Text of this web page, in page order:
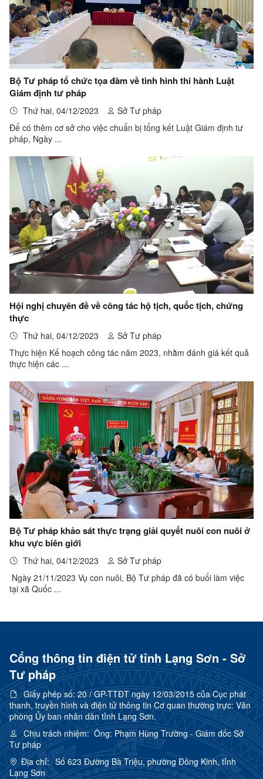
Bộ Tư pháp tổ chức tọa đàm về tình hình thi hành Luật
Giám định tư pháp
Thứ hai, 04/12/2023
Sở Tư pháp
Để có thêm cơ sở cho việc chuẩn bị tổng kết Luật Giám định tư
pháp, Ngày ...
Hội nghị chuyên đề về công tác hộ tịch, quốc tịch, chứng
thực
Thứ hai, 04/12/2023
Sở Tư pháp
Thực hiện Kế hoạch công tác năm 2023, nhằm đánh giá kết quả
thực hiện các ...
Bộ Tư pháp khảo sát thực trạng giải quyết nuôi con nuôi ở
khu vực biên giới
Thứ hai, 04/12/2023
Sở Tư pháp
Ngày 21/11/2023 Vụ con nuôi, Bộ Tư pháp đã có buổi làm việc
tại xã Quốc ...
Cổng thông tin điện tử tỉnh Lạng Sơn - Sở
Tư pháp
Giấy phép số:20 / GP-TTĐT ngày 12/03/2015 của Cục phát
thanh, truyền hình và điện tử thông tin Cơ quan thường trực: Văn
phòng Ủy ban nhân dân tỉnh Lạng Sơn.
Chịu trách nhiệm:Ông: Phạm Hùng Trường - Giám đốc Sở
Tư pháp
Địa chỉ: Số 623 Đường Bà Triệu, phường Đông Kinh, tỉnh
Lạng Sơn